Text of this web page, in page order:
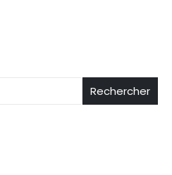
Rechercher